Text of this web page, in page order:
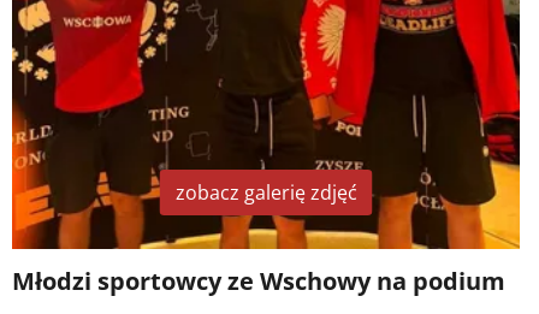
zobacz galerię zdjęć
Młodzi sportowcy ze Wschowy na podium